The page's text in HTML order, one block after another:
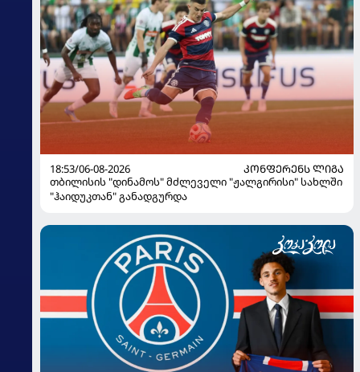
18:53/06-08-2026
ᲙᲝᲜᲤᲔᲠᲔᲜᲡ ᲚᲘᲒᲐ
თბილისის "დინამოს" მძლეველი "ჟალგირისი" სახლში
"ჰაიდუკთან" განადგურდა